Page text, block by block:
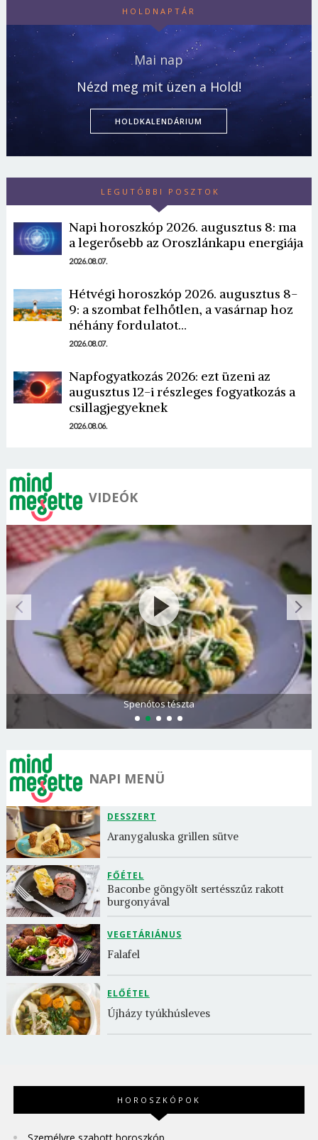
HOLDNAPTÁR
Mai nap
Nézd meg mit üzen a Hold!
HOLDKALENDÁRIUM
LEGUTÓBBI POSZTOK
Napi horoszkóp 2026. augusztus 8: ma
a legerősebb az Oroszlánkapu energiája
2026.08.07.
Hétvégi horoszkóp 2026. augusztus 8-
9: a szombat felhőtlen, a vasárnap hoz
néhány fordulatot…
2026.08.07.
Napfogyatkozás 2026: ezt üzeni az
augusztus 12-i részleges fogyatkozás a
csillagjegyeknek
2026.08.06.
VIDEÓK
Spenótos tészta
NAPI MENÜ
DESSZERT
Aranygaluska grillen sütve
FŐÉTEL
Baconbe göngyölt sertésszűz rakott
burgonyával
VEGETÁRIÁNUS
Falafel
ELŐÉTEL
Újházy tyúkhúsleves
HOROSZKÓPOK
Borsonline bejelentkezés
E-mail cím vagy felhasználónév
Jelszó